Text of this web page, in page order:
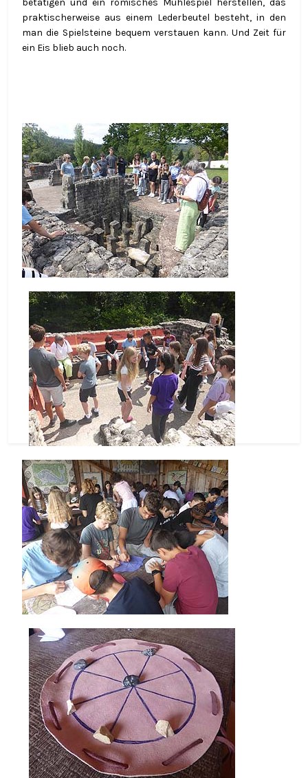
betätigen und ein römisches Mühlespiel herstellen, das
praktischerweise aus einem Lederbeutel besteht, in den
man die Spielsteine bequem verstauen kann. Und Zeit für
ein Eis blieb auch noch.